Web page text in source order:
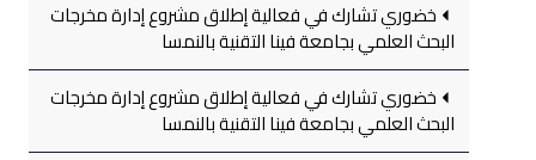
خضوري تشارك في فعالية إطلاق مشروع إدارة مخرجات
البحث العلمي بجامعة فينا التقنية بالنمسا
خضوري تشارك في فعالية إطلاق مشروع إدارة مخرجات
البحث العلمي بجامعة فينا التقنية بالنمسا